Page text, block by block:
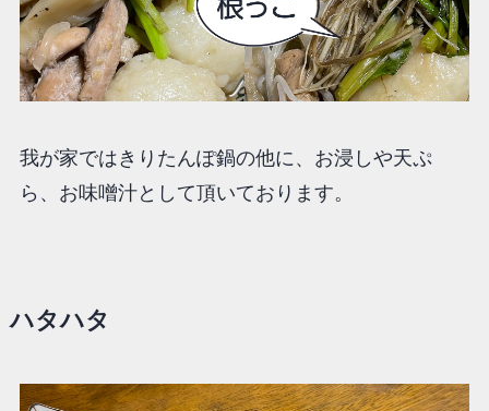
我が家ではきりたんぽ鍋の他に、お浸しや天ぷ
ら、お味噌汁として頂いております。
ハタハタ